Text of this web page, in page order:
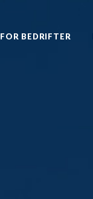
FOR BEDRIFTER